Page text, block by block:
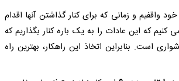
واقفیم و زمانی که برای کنار گذاشتن آنها اقدام
کنیم که این عادات را به یک باره کنار بگذاریم که
است. بنابراین اتخاذ این راهکار، بهترین راه